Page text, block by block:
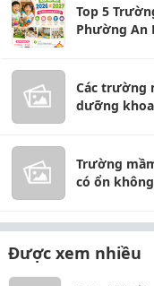
Top 5
Phường An
Các trường
dưỡng
Trường
có ổn
Được xem nhiều